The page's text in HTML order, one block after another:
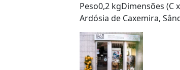
Peso0,2 kgDimensões (C
Ardósia de Caxemira,